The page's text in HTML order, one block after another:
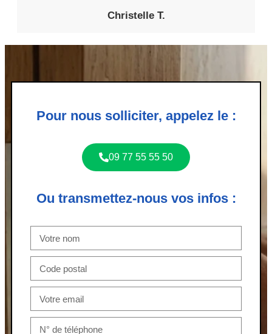
Christelle T.
Pour nous solliciter, appelez le :
09 77 55 55 50
Ou transmettez-nous vos infos :